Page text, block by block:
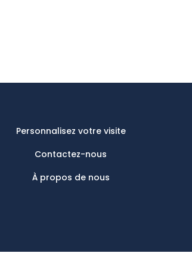
Personnalisez votre visite
Contactez-nous
À propos de nous